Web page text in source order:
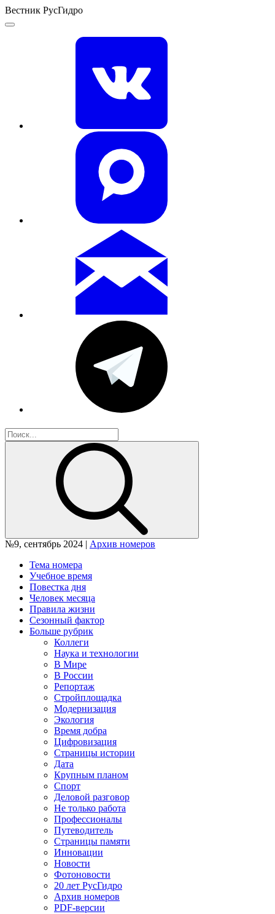
Вестник РусГидро
№9, сентябрь 2024 | Архив номеров
Тема номера
Учебное время
Повестка дня
Человек месяца
Правила жизни
Сезонный фактор
Больше рубрик
Коллеги
Наука и технологии
В Мире
В России
Репортаж
Стройплощадка
Модернизация
Экология
Время добра
Цифровизация
Страницы истории
Дата
Крупным планом
Спорт
Деловой разговор
Не только работа
Профессионалы
Путеводитель
Страницы памяти
Инновации
Новости
Фотоновости
20 лет РусГидро
Архив номеров
PDF-версии